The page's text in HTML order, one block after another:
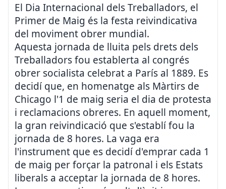
El Dia Internacional dels Treballadors, el
Primer de Maig és la festa reivindicativa
del moviment obrer mundial.
Aquesta jornada de lluita pels drets dels
Treballadors fou establerta al congrés
obrer socialista celebrat a París al 1889. Es
decidí que, en homenatge als Màrtirs de
Chicago l'1 de maig seria el dia de protesta
i reclamacions obreres. En aquell moment,
la gran reivindicació que s'establí fou la
jornada de 8 hores. La vaga era
l'instrument que es decidí d'emprar cada 1
de maig per forçar la patronal i els Estats
liberals a acceptar la jornada de 8 hores.